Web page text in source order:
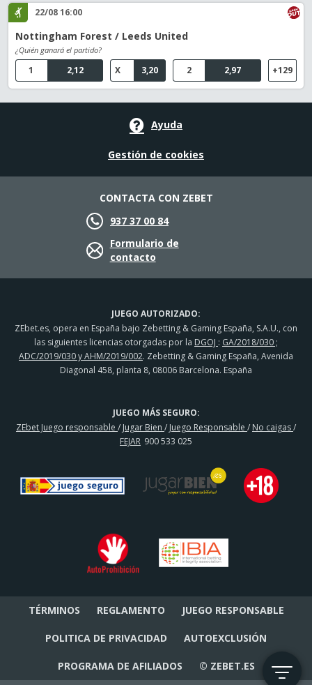
22/08 16:00
Nottingham Forest / Leeds United
¿Quién ganará el partido?
2,12
1 3,20
X 2,97
2 +129
JUEGO AUTORIZADO:
ZEbet.es, opera en España bajo Zebetting & Gaming España, S.A.U., con
las siguientes licencias otorgadas por la DGOJ : GA/2018/030 ;
ADC/2019/030 y AHM/2019/002. Zebetting & Gaming España, Avenida
Diagonal 458, planta 8, 08006 Barcelona. España
JUEGO MÁS SEGURO:
ZEbet Juego responsable / Jugar Bien / Juego Responsable / No caigas/
FEJAR 900 533 025
Ayuda
Gestión de cookies
CONTACTA CON ZEBET
937 37 00 84
Formulario de
contacto
TÉRMINOS REGLAMENTO JUEGO RESPONSABLE
POLITICA DE PRIVACIDAD AUTOEXCLUSIÓN
PROGRAMA DE AFILIADOS © ZEBET.ES